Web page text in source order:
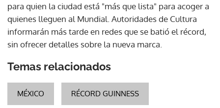
para quien la ciudad está "más que lista" para acoger a
quienes lleguen al Mundial. Autoridades de Cultura
informarán más tarde en redes que se batió el récord,
sin ofrecer detalles sobre la nueva marca.
Temas relacionados
MÉXICO RÉCORD GUINNESS